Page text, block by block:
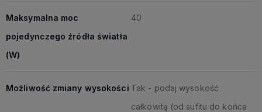
Maksymalna moc
pojedynczego źródła światła
(W)
40
Możliwość zmiany wysokości Tak - podaj wysokość
całkowitą (od sufitu do końca